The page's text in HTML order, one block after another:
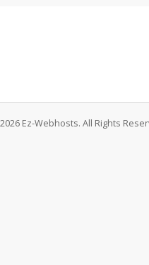
Ez-Webhosts. All Rights